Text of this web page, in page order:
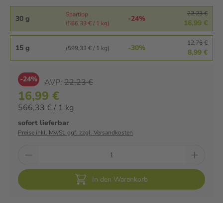
30 g
Spartipp
(566,33 € / 1 kg)
-24%
22,23 €
16,99 €
15 g (599,33 € / 1 kg) -30%
12,76 €
8,99 €
-24% AVP: 22,23 €
16,99 €
566,33 € / 1 kg
sofort lieferbar
Preise inkl. MwSt. ggf. zzgl. Versandkosten
In den Warenkorb